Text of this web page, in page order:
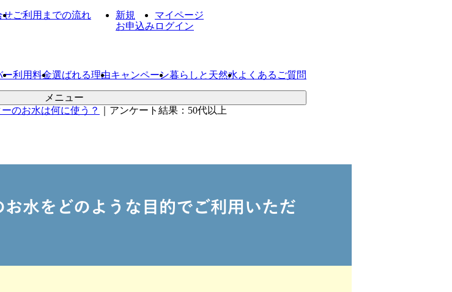
メニュー
ー利用料金選ばれる理由キャンペーン暮らしと天然水よくあるご質問
せご利用までの流れ
新規
お申込み
マイページ
ログイン
のお水は何に使う？ アンケート結果：50代以上